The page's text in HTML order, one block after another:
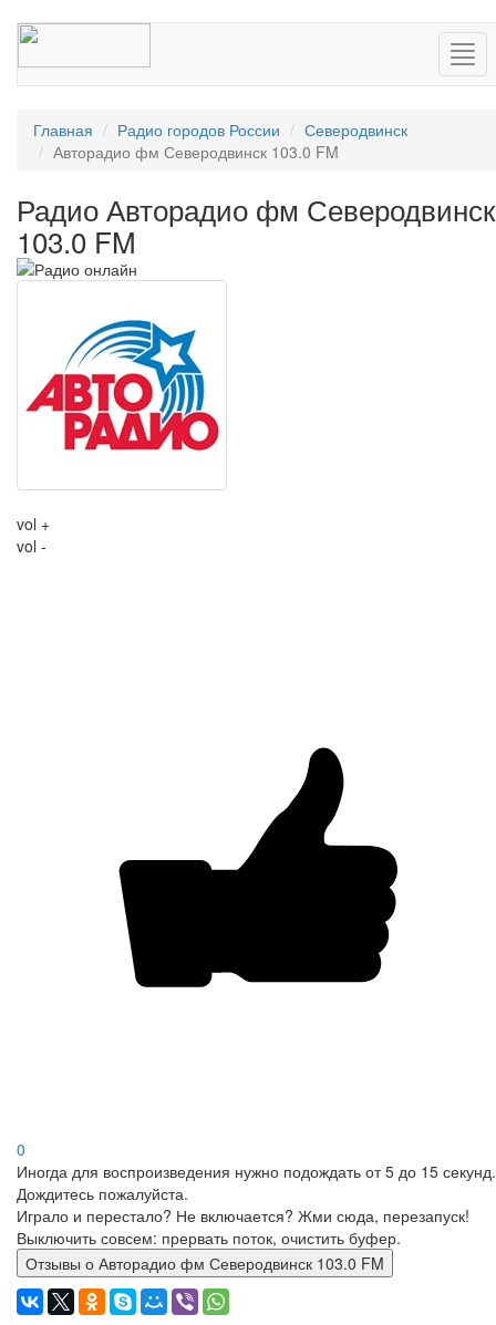
Главная Радио городов России
Северодвинск
Авторадио фм Северодвинск 103.0 FM
Радио Авторадио фм Северодвинск
103.0 FM
vol +
vol -
0
Иногда для воспроизведения нужно подождать от 5 до 15 секунд.
Дождитесь пожалуйста.
Играло и перестало? Не включается? Жми сюда, перезапуск!
Выключить совсем: прервать поток, очистить буфер.
Отзывы о Авторадио фм Северодвинск 103.0 FM